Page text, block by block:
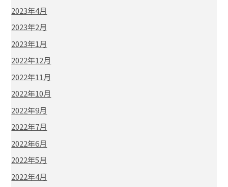
2023年4月
2023年2月
2023年1月
2022年12月
2022年11月
2022年10月
2022年9月
2022年7月
2022年6月
2022年5月
2022年4月